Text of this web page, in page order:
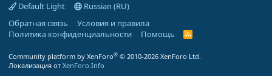
Default Light
Russian (RU)
Обратная связь
Условия и правила
Политика конфиденциальности
Помощь
R
Community platform by XenForo® © 2010-2026 XenForo Ltd.
Локализация от XenForo.Info